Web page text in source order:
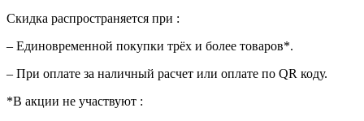
Скидка распространяется при :
– Единовременной покупки трёх и более товаров*.
– При оплате за наличный расчет или оплате по QR коду.
*В акции не участвуют :